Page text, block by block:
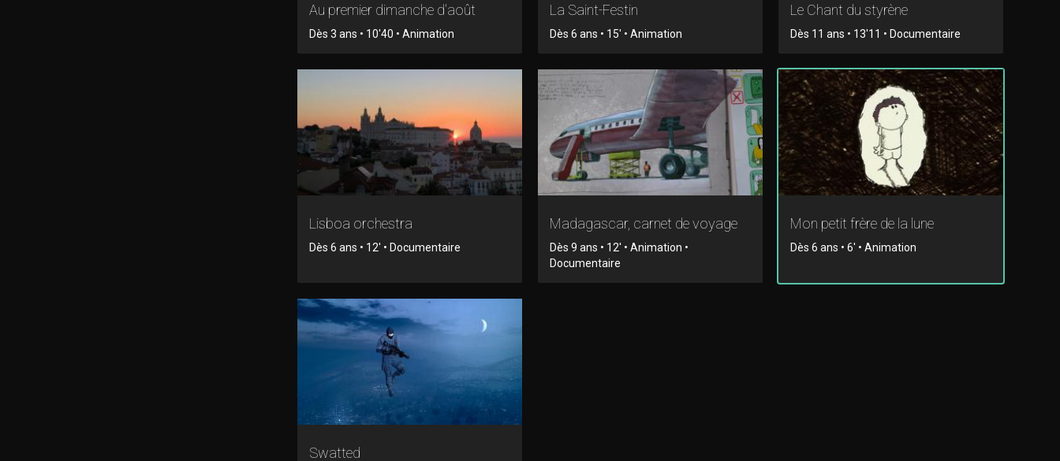
Au premier dimanche d'août
Dès 3 ans • 10'40 • Animation
La Saint-Festin
Dès 6 ans • 15' • Animation
Le Chant du styrène
Dès 11 ans • 13'11 • Documentaire
Lisboa orchestra
Dès 6 ans • 12' • Documentaire
Madagascar, carnet de voyage
Dès 9 ans • 12' • Animation •
Documentaire
Mon petit frère de la lune
Dès 6 ans • 6' • Animation
Swatted